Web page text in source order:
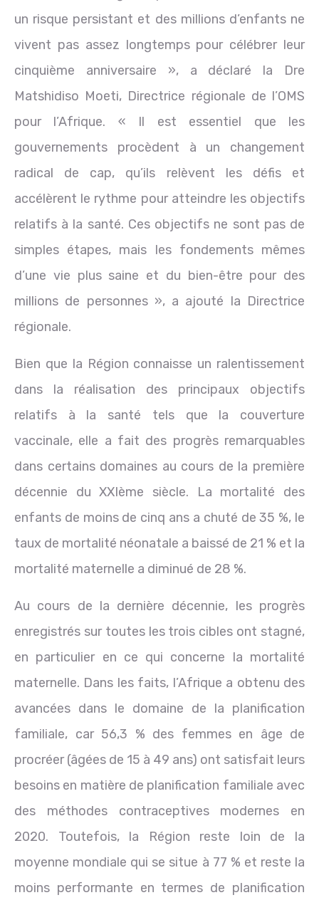
un risque persistant et des millions d’enfants ne
vivent pas assez longtemps pour célébrer leur
cinquième anniversaire », a déclaré la Dre
Matshidiso Moeti, Directrice régionale de l’OMS
pour l’Afrique. « Il est essentiel que les
gouvernements procèdent à un changement
radical de cap, qu’ils relèvent les défis et
accélèrent le rythme pour atteindre les objectifs
relatifs à la santé. Ces objectifs ne sont pas de
simples étapes, mais les fondements mêmes
d’une vie plus saine et du bien-être pour des
millions de personnes », a ajouté la Directrice
régionale.
Bien que la Région connaisse un ralentissement
dans la réalisation des principaux objectifs
relatifs à la santé tels que la couverture
vaccinale, elle a fait des progrès remarquables
dans certains domaines au cours de la première
décennie du XXIème siècle. La mortalité des
enfants de moins de cinq ans a chuté de 35 %, le
taux de mortalité néonatale a baissé de 21 % et la
mortalité maternelle a diminué de 28 %.
Au cours de la dernière décennie, les progrès
enregistrés sur toutes les trois cibles ont stagné,
en particulier en ce qui concerne la mortalité
maternelle. Dans les faits, l’Afrique a obtenu des
avancées dans le domaine de la planification
familiale, car 56,3 % des femmes en âge de
procréer (âgées de 15 à 49 ans) ont satisfait leurs
besoins en matière de planification familiale avec
des méthodes contraceptives modernes en
2020. Toutefois, la Région reste loin de la
moyenne mondiale qui se situe à 77 % et reste la
moins performante en termes de planification